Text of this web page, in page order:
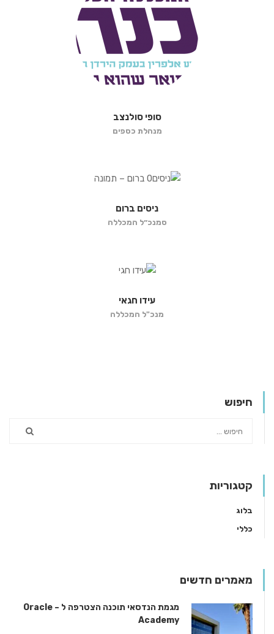
סופי סולנצב
מנהלת כספים
ניסים ברום
סמנכ״ל המכללה
עידו חגאי
מנכ"ל המכללה
חיפוש
קטגוריות
בלוג
כללי
מאמרים חדשים
מגמת הנדסאי תוכנה הצטרפה ל – Oracle
Academy